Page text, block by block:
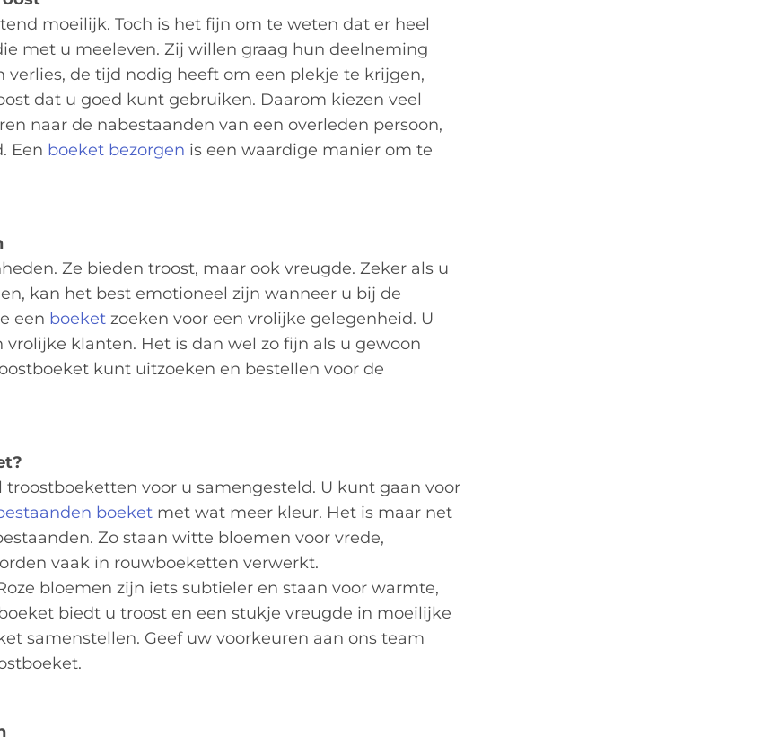
moeilijk. Toch is het fijn om te weten dat er heel
met u meeleven. Zij willen graag hun deelneming
de tijd nodig heeft om een plekje te krijgen,
dat u goed kunt gebruiken. Daarom kiezen veel
naar de nabestaanden van een overleden persoon,
Een boeket bezorgen is een waardige manier om te
Ze bieden troost, maar ook vreugde. Zeker als u
kan het best emotioneel zijn wanneer u bij de
een boeket zoeken voor een vrolijke gelegenheid. U
klanten. Het is dan wel zo fijn als u gewoon
kunt uitzoeken en bestellen voor de
voor u samengesteld. U kunt gaan voor
boeket met wat meer kleur. Het is maar net
Zo staan witte bloemen voor vrede,
vaak in rouwboeketten verwerkt.
bloemen zijn iets subtieler en staan voor warmte,
biedt u troost en een stukje vreugde in moeilijke
samenstellen. Geef uw voorkeuren aan ons team